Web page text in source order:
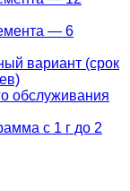
— 6
вариант (срок
обслуживания
с 1 г до 2